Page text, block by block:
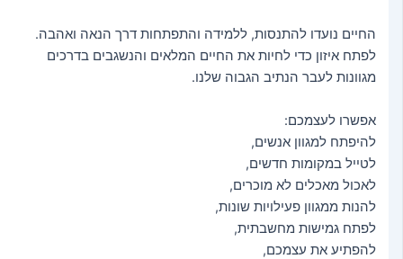
החיים נועדו להתנסות, ללמידה והתפתחות דרך הנאה ואהבה.
לפתח איזון כדי לחיות את החיים המלאים והנשגבים בדרכים
מגוונות לעבר הנתיב הגבוה שלנו.
אפשרו לעצמכם:
להיפתח למגוון אנשים,
לטייל במקומות חדשים,
לאכול מאכלים לא מוכרים,
להנות ממגוון פעילויות שונות,
לפתח גמישות מחשבתית,
להפתיע את עצמכם,